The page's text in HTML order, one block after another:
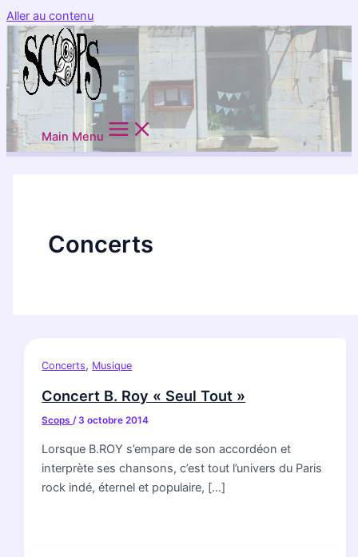
Aller au contenu
Main Menu
Concerts
Concerts, Musique
Concert B. Roy « Seul Tout »
Scops/ 3 octobre 2014
Lorsque B.ROY s’empare de son accordéon et
interprète ses chansons, c’est tout l’univers du Paris
rock indé, éternel et populaire, […]